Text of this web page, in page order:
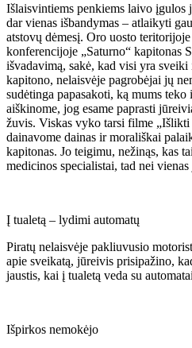
Išlaisvintiems penkiems laivo įgulos
dar vienas išbandymas – atlaikyti
atstovų dėmesį. Oro uosto
konferencijoje „Saturno“ kapitonas
išvadavimą, sakė, kad visi yra
kapitono, nelaisvėje pagrobėjai jų
sudėtinga papasakoti, ką mums
aiškinome, jog esame paprasti
žuvis. Viskas vyko tarsi filme
dainavome dainas ir morališkai
kapitonas. Jo teigimu, nežinąs, kas
medicinos specialistai, tad nei
Į tualetą – lydimi automatų
Piratų nelaisvėje pakliuvusio
apie sveikatą, jūreivis prisipažino,
jaustis, kai į tualetą veda su
Išpirkos nemokėjo